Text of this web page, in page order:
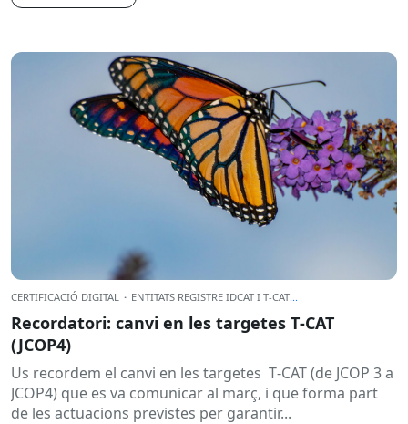
CERTIFICACIÓ DIGITAL · ENTITATS REGISTRE IDCAT I T-CAT
Recordatori: canvi en les targetes T‑CAT
(JCOP4)
Us recordem el canvi en les targetes T‑CAT (de JCOP 3 a
JCOP4) que es va comunicar al març, i que forma part
de les actuacions previstes per garantir...